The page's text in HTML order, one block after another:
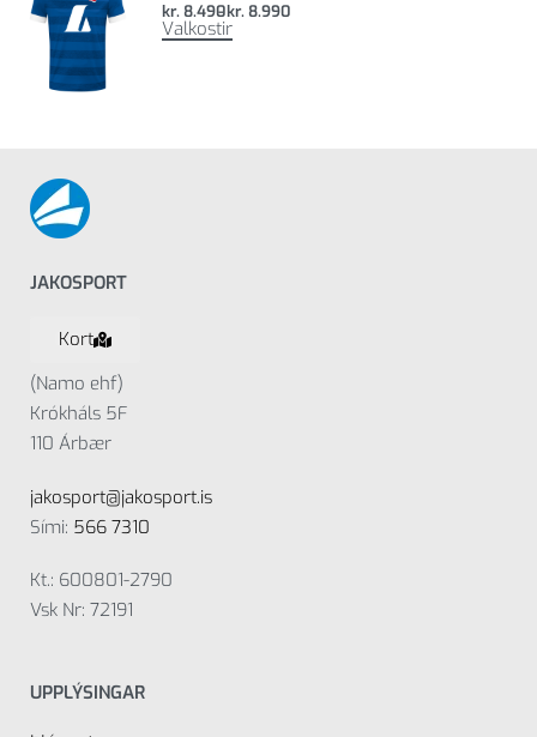
kr.8.490kr.8.990
Valkostir
JAKOSPORT
Kort
(Namo ehf)
Krókháls 5F
110 Árbær
jakosport@jakosport.is
Sími: 566 7310
Kt.: 600801-2790
Vsk Nr: 72191
UPPLÝSINGAR